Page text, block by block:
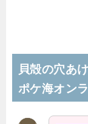
貝殻の穴あ
ポケ海オン